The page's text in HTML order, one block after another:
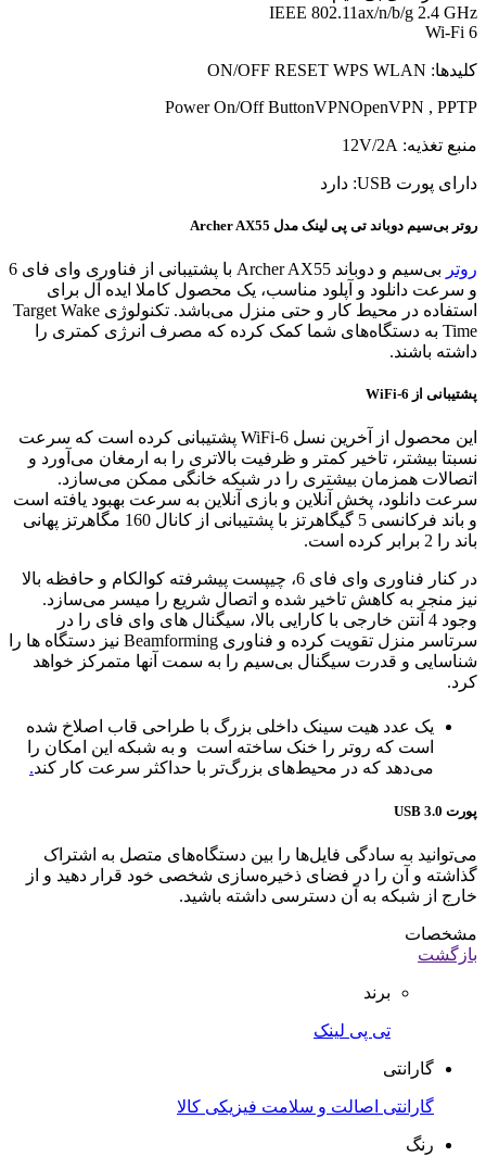
IEEE 802.11ax/n/b/g 2.4 GHz
Wi-Fi 6
کلیدها: ON/OFF RESET WPS WLAN
Power On/Off ButtonVPNOpenVPN , PPTP
منبع تغذیه: 12V/2A
دارای پورت USB: دارد
روتر بی‌سیم دوباند تی پی لینک مدل Archer AX55
روتر
بی‌سیم و دوباند Archer AX55 با پشتیبانی از فناوری وای فای 6
و سرعت دانلود و آپلود مناسب، یک محصول کاملا ایده آل برای
استفاده در محیط کار و حتی منزل می‌باشد. تکنولوژی Target Wake
Time به دستگاه‌های شما کمک کرده که مصرف انرژی کمتری را
داشته باشند.
پشتیبانی از WiFi-6
این محصول از آخرین نسل WiFi-6 پشتیبانی کرده است که سرعت
نسبتا بیشتر، تاخیر کمتر و ظرفیت بالاتری را به ارمغان می‌آورد و
اتصالات همزمان بیشتری را در شبکه خانگی ممکن می‌سازد.
سرعت دانلود، پخش آنلاین و بازی آنلاین به سرعت بهبود یافته است
و باند فرکانسی 5 گیگاهرتز با پشتیبانی از کانال 160 مگاهرتز پهانی
باند را 2 برابر کرده است.
در کنار فناوری وای فای 6، چیپست پیشرفته کوالکام و حافظه بالا
نیز منجر به کاهش تاخیر شده و اتصال شریع را میسر می‌سازد.
وجود 4 آنتن خارجی با کارایی بالا، سیگنال های وای فای را در
سرتاسر منزل تقویت کرده و فناوری Beamforming نیز دستگاه ها را
شناسایی و قدرت سیگنال بی‌سیم را به سمت آنها متمرکز خواهد
کرد.
یک عدد هیت سینک داخلی بزرگ با طراحی قاب اصلاخ شده
است که روتر را خنک ساخته است و به شبکه این امکان را
می‌دهد که در محیط‌های بزرگ‌تر با حداکثر سرعت کار کند.
پورت USB 3.0
می‌توانید به سادگی فایل‌ها را بین دستگاه‌های متصل به اشتراک
گذاشته و آن را در فضای ذخیره‌سازی شخصی خود قرار دهید و از
خارج از شبکه به آن دسترسی داشته باشید.
مشخصات
بازگشت
برند
تی پی لینک
گارانتی
گارانتی اصالت و سلامت فیزیکی کالا
رنگ